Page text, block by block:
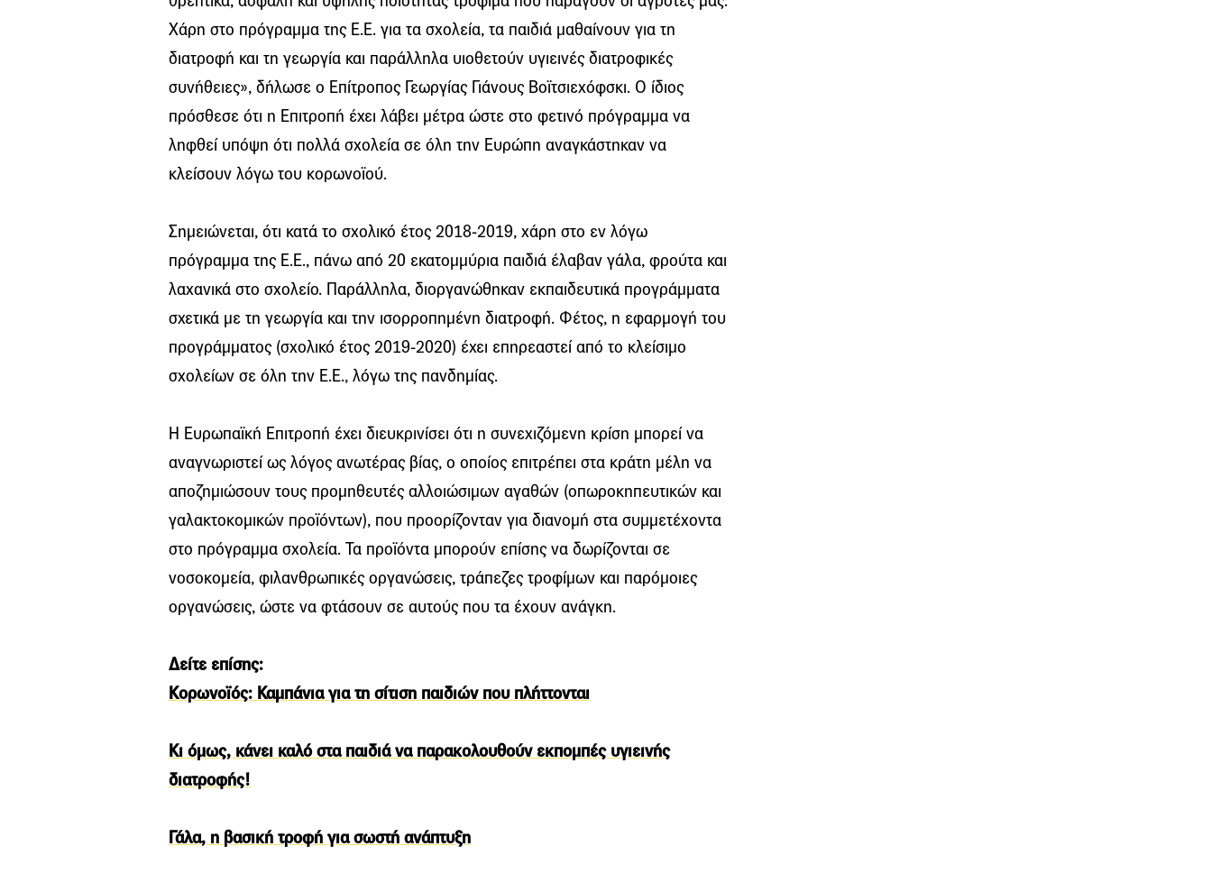
Χάρη στο πρόγραμμα της Ε.Ε. για τα σχολεία, τα παιδιά μαθαίνουν για τη
διατροφή και τη γεωργία και παράλληλα υιοθετούν υγιεινές διατροφικές
συνήθειες», δήλωσε ο Επίτροπος Γεωργίας Γιάνους Βοϊτσιεχόφσκι. Ο ίδιος
πρόσθεσε ότι η Επιτροπή έχει λάβει μέτρα ώστε στο φετινό πρόγραμμα να
ληφθεί υπόψη ότι πολλά σχολεία σε όλη την Ευρώπη αναγκάστηκαν να
κλείσουν λόγω του κορωνοϊού.
Σημειώνεται, ότι κατά το σχολικό έτος 2018-2019, χάρη στο εν λόγω
πρόγραμμα της Ε.Ε., πάνω από 20 εκατομμύρια παιδιά έλαβαν γάλα, φρούτα και
λαχανικά στο σχολείο. Παράλληλα, διοργανώθηκαν εκπαιδευτικά προγράμματα
σχετικά με τη γεωργία και την ισορροπημένη διατροφή. Φέτος, η εφαρμογή του
προγράμματος (σχολικό έτος 2019-2020) έχει επηρεαστεί από το κλείσιμο
σχολείων σε όλη την Ε.Ε., λόγω της πανδημίας.
Η Ευρωπαϊκή Επιτροπή έχει διευκρινίσει ότι η συνεχιζόμενη κρίση μπορεί να
αναγνωριστεί ως λόγος ανωτέρας βίας, ο οποίος επιτρέπει στα κράτη μέλη να
αποζημιώσουν τους προμηθευτές αλλοιώσιμων αγαθών (οπωροκηπευτικών και
γαλακτοκομικών προϊόντων), που προορίζονταν για διανομή στα συμμετέχοντα
στο πρόγραμμα σχολεία. Τα προϊόντα μπορούν επίσης να δωρίζονται σε
νοσοκομεία, φιλανθρωπικές οργανώσεις, τράπεζες τροφίμων και παρόμοιες
οργανώσεις, ώστε να φτάσουν σε αυτούς που τα έχουν ανάγκη.
Δείτε επίσης:
Κορωνοϊός: Καμπάνια για τη σίτιση παιδιών που πλήττονται
Κι όμως, κάνει καλό στα παιδιά να παρακολουθούν εκπομπές υγιεινής
διατροφής!
Γάλα, η βασική τροφή για σωστή ανάπτυξη